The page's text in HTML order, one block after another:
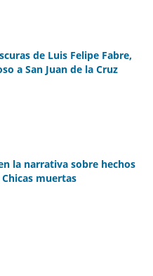
de Luis Felipe Fabre,
a San Juan de la Cruz
la narrativa sobre hechos
muertas